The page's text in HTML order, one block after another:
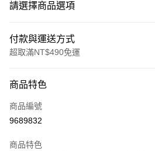
請選擇商品選項
付款與運送方式
超取滿NT$490免運
信用卡一次付款
超商取貨付款
商品特色
商品編號
9689832
商品特色